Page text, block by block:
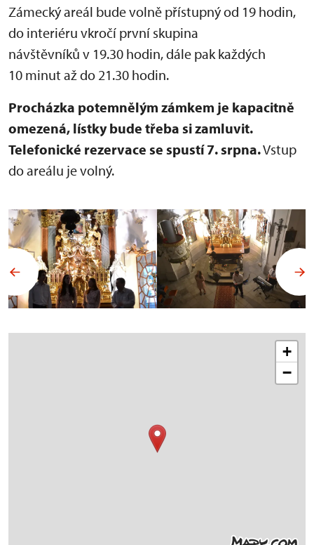
Zámecký areál bude volně přístupný od 19 hodin,
do interiéru vkročí první skupina
návštěvníků v 19.30 hodin, dále pak každých
10 minut až do 21.30 hodin.
Procházka potemnělým zámkem je kapacitně
omezená, lístky bude třeba si zamluvit.
Telefonické rezervace se spustí 7. srpna.Vstup
do areálu je volný.
+
−